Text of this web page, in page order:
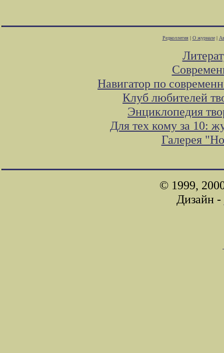
Редколлегия| О журнале|
Навигатор по
Клуб любителей
Энциклопедия
Для тех кому за 10:
Галерея
© 1999,
Дизайн -